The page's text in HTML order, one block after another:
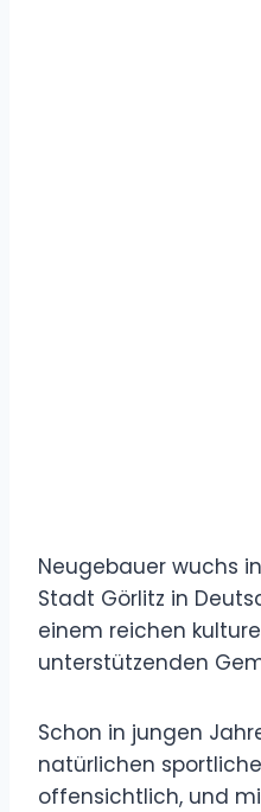
Neugebauer wuchs
Stadt Görlitz in
einem reichen
unterstützenden
Schon in jungen
natürlichen
offensichtlich, und